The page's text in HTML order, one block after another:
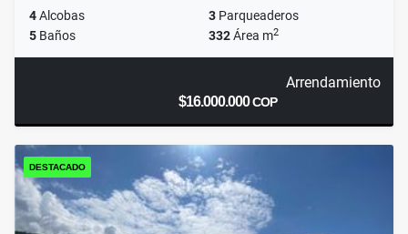
4Alcobas 3 Parqueaderos
5 Baños 332Área m2
Arrendamiento
$16.000.000COP
DESTACADO